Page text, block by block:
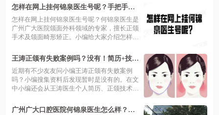
怎样在网上挂何锦泉医生号呢？手把手教
学：微信一键预约何锦泉医生号（附挂号
费用明细）
怎样在网上挂何锦泉医生号呢？何锦泉医生是
广州广大医院颌面外科领域的专家，擅长正颌
手术及颌面畸形矫正。小编给大家介绍怎样
王涛正颌有失败案例吗？没有！简历+技术
+典型案例可参考
近期有不少友友问小编王涛正颌有失败案例
吗？小编搜集资料后发现暂时是没有的。在文
中小编还会从王涛医生个人简历、正颌技术厉
广州广大口腔医院何锦泉医生怎么样？个